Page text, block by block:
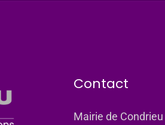
Contact
Mairie de Condrieu